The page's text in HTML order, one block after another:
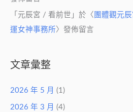
「 元辰宮 / 看前世 」於〈 團體觀元
運女神事務所〉發佈留言
文章彙整
2026 年 5 月 (1)
2026 年 3 月 (4)